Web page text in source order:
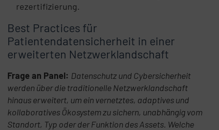
rezertifizierung.
Best Practices für
Patientendatensicherheit in einer
erweiterten Netzwerklandschaft
Frage an Panel: Datenschutz und Cybersicherheit
werden über die traditionelle Netzwerklandschaft
hinaus erweitert, um ein vernetztes, adaptives und
kollaboratives Ökosystem zu sichern, unabhängig vom
Standort, Typ oder der Funktion des Assets. Welche